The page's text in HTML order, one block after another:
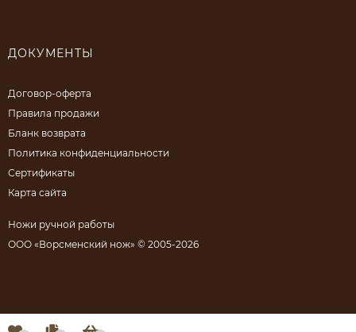
ДОКУМЕНТЫ
Договор-оферта
Правила продажи
Бланк возврата
Политика конфиденциальности
Сертификаты
Карта сайта
Ножи ручной работы
ООО «Ворсменский нож» © 2005-2026